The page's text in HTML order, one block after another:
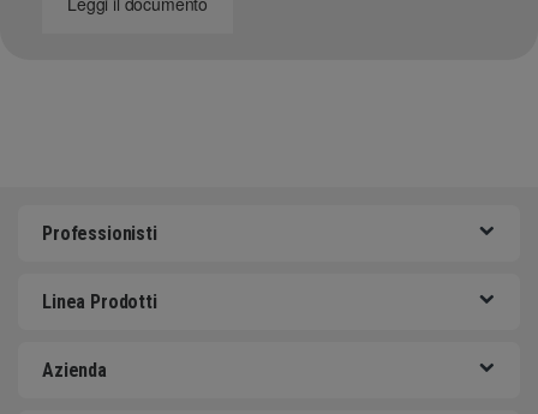
Professionisti
Linea Prodotti
Azienda